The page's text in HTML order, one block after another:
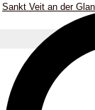
Sankt Veit an der Glan